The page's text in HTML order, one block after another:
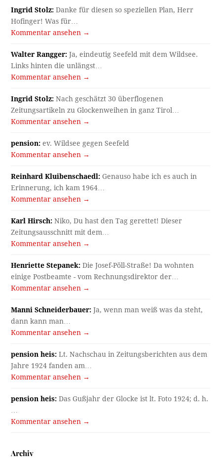
Ingrid Stolz: Danke für diesen so speziellen Plan, Herr
Hofinger! Was für…
Kommentar ansehen →
Walter Rangger: Ja, eindeutig Seefeld mit dem Wildsee.
Links hinten die unlängst…
Kommentar ansehen →
Ingrid Stolz: Nach geschätzt 30 überflogenen
Zeitungsartikeln zu Glockenweihen in ganz Tirol…
Kommentar ansehen →
pension: ev. Wildsee gegen Seefeld
Kommentar ansehen →
Reinhard Kluibenschaedl: Genauso habe ich es auch in
Erinnerung, ich kam 1964…
Kommentar ansehen →
Karl Hirsch: Niko, Du hast den Tag gerettet! Dieser
Zeitungsausschnitt mit dem…
Kommentar ansehen →
Henriette Stepanek: Die Josef-Pöll-Straße! Da wohnten
einige Postbeamte - vom Rechnungsdirektor der…
Kommentar ansehen →
Manni Schneiderbauer: Ja, wenn man weiß was da steht,
dann kann man…
Kommentar ansehen →
pension heis: Lt. Nachschau in Zeitungsberichten aus dem
Jahre 1924 fanden am…
Kommentar ansehen →
pension heis: Das Gußjahr der Glocke ist lt. Foto 1924; d. h.
…
Kommentar ansehen →
Archiv